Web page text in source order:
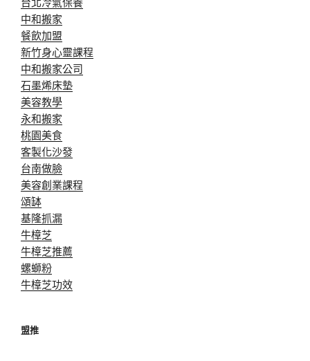
中和搬家
餐飲加盟
新竹身心靈課程
中和搬家公司
石墨烯床墊
美容教學
永和搬家
桃園美食
客製化沙發
台南做臉
美容創業課程
頌缽
基隆抓漏
牛樟芝
牛樟芝推薦
螺螄粉
牛樟芝功效
盟推